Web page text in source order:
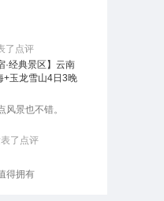
经典景区】云南
风景也不错。
了点评
了点评